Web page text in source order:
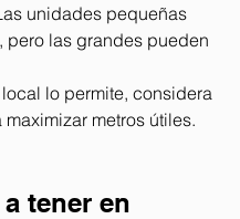
unidades pequeñas
pero las grandes pueden
lo permite, considera
metros útiles.
tener en